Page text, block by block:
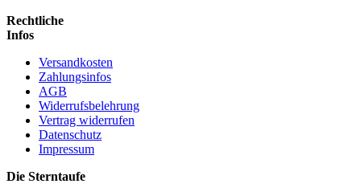
Rechtliche
Infos
Versandkosten
Zahlungsinfos
AGB
Widerrufsbelehrung
Vertrag widerrufen
Datenschutz
Impressum
Die Sterntaufe